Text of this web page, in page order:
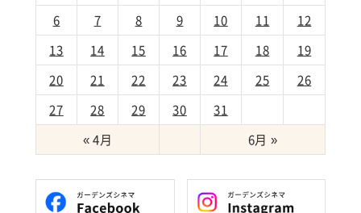
6
7 8 9 10 11
12
13
14 15 16 17 18
19
20
21 22 23 24 25
26
27
28 29 30
31
« 4月
6月 »